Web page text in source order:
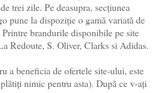
trei zile. Pe deasupra, secţiunea
pune la dispoziţie o gamă variată de
brandurile disponibile pe site
Redoute, S. Oliver, Clarks si Adidas.
a beneficia de ofertele site-ului, este
nimic pentru asta). După ce v-ați